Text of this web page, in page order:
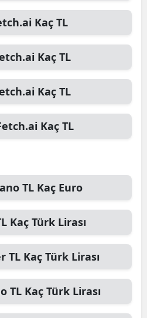
Kaç TL
Kaç TL
Kaç TL
Kaç TL
TL Kaç Euro
Kaç Türk Lirası
TL Kaç Türk Lirası
TL Kaç Türk Lirası